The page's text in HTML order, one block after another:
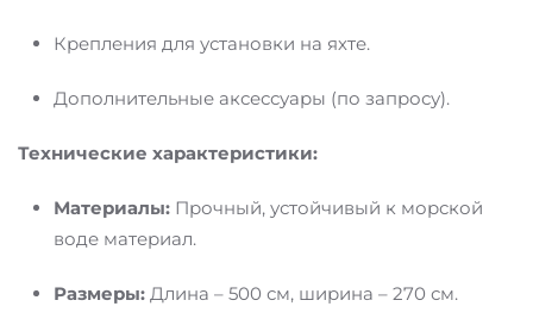
Крепления для установки на яхте.
Дополнительные аксессуары (по запросу).
Технические характеристики:
Материалы: Прочный, устойчивый к морской
воде материал.
Размеры: Длина – 500 см, ширина – 270 см.